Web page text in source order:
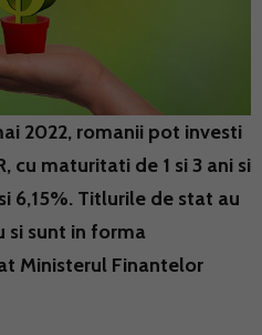
2022, romanii pot investi
cu maturitati de 1 si 3 ani si
6,15%. Titlurile de stat au
si sunt in forma
Ministerul Finantelor